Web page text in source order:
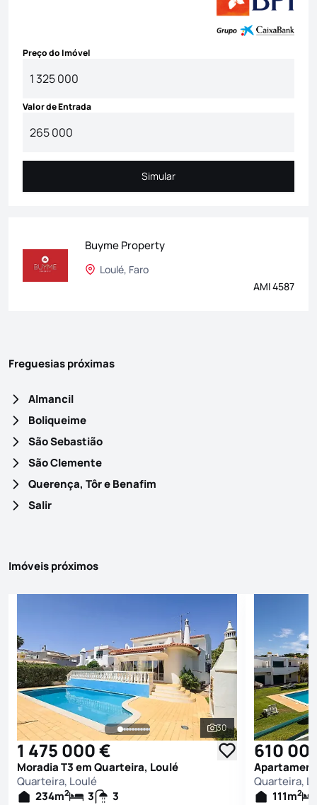
Preço do Imóvel
Valor de Entrada
Simular
Simular
Buyme Property
Loulé, Faro
AMI 4587
Freguesias próximas
Almancil
Boliqueime
São Sebastião
São Clemente
Querença, Tôr e Benafim
Salir
Imóveis próximos
Ver todas as
30
1 475 000 €
Moradia T3 em Quarteira, Loulé
Quarteira, Loulé
234m2 3 3
610
Quarteira,
111m2